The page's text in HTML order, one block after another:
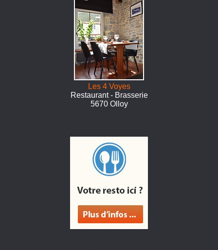
Les 4 Voyes
Restaurant - Brasserie
5670 Olloy